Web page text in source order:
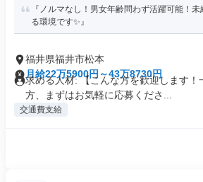
『ノルマなし！男女年齢問わず活躍可能！
る環境です✨』
福井県福井市松本
月給22万5900円～43万8730円
求める人材: 【こんな方を歓迎します！
方、まずはお気軽に応募くださ...
交通費支給